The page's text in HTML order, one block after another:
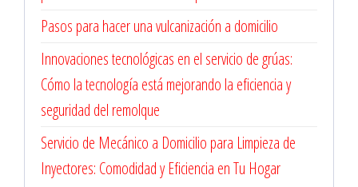
Pasos para hacer una vulcanización a domicilio
Innovaciones tecnológicas en el servicio de grúas:
Cómo la tecnología está mejorando la eficiencia y
seguridad del remolque
Servicio de Mecánico a Domicilio para Limpieza de
Inyectores: Comodidad y Eficiencia en Tu Hogar